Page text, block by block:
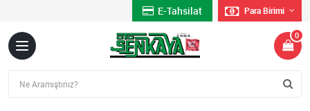
E-Tahsilat Para Birimi
0